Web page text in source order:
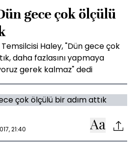
gece çok ölçülü
Haley, "Dün gece çok
daha fazlasını yapmaya
gerek kalmaz" dedi
21:40